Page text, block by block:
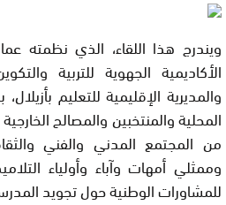
ويندرج هذا اللقاء، الذي نظمته
الأكاديمية الجهوية للتربية
والمديرية الإقليمية للتعليم
المحلية والمنتخبين والمصالح
من المجتمع المدني والفني
وممثلي أمهات وآباء وأولياء
للمشاورات الوطنية حول تجويد